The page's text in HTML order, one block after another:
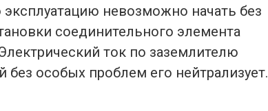
невозможно начать без
соединительного элемента
ток по заземлителю
без особых проблем его нейтрализует.